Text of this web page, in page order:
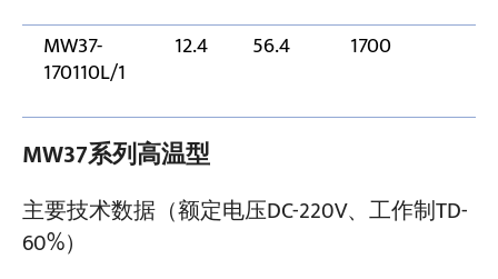
MW37-
170110L/1
12.4 56.4 1700
MW37系列高温型
主要技术数据（额定电压DC-220V、工作制TD-
60%）